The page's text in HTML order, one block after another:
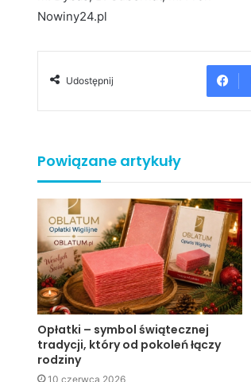
Nowiny24.pl
Udostępnij
Powiązane artykuły
Opłatki – symbol świątecznej
tradycji, który od pokoleń łączy
rodziny
10 czerwca 2026